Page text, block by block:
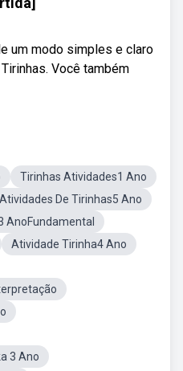
um modo simples e claro
Você também
Tirinhas Atividades1 Ano
Atividades De Tirinhas5 Ano
AnoFundamental
Atividade Tirinha4 Ano
3 Ano